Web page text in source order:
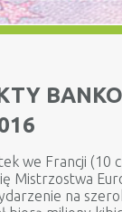
we Francji (10
Mistrzostwa
na